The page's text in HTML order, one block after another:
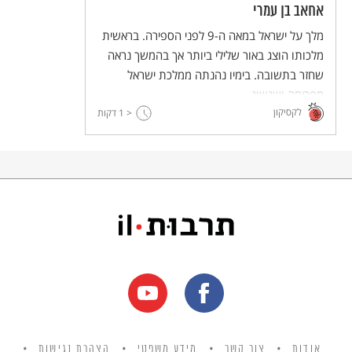
אחאב בן עמרי
מלך על ישראל במאה ה-9 לפני הספירה. בראשית
מלכותו הוצג באור שלילי ביותר אך בהמשך נראה
שחזר בתשובה. בימיו נהנתה ממלכת ישראל
מפריחה ושגשוג.
לקסיקון < 1 דקות